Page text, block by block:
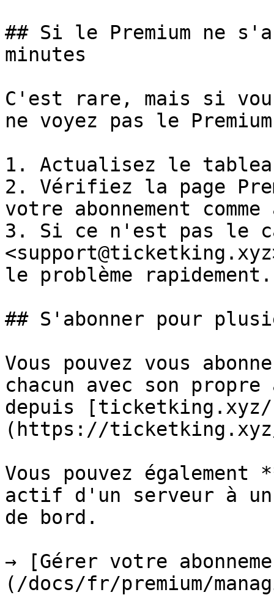
## Si le Premium ne
minutes
C'est rare, mais si
ne voyez pas le
1. Actualisez le
2. Vérifiez la page
votre abonnement
3. Si ce n'est pas le
le problème rapidement.
## S'abonner pour
Vous pouvez vous
chacun avec son propre
depuis
(https://
Vous pouvez
actif d'un serveur à
de bord.
→ [Gérer votre
(/docs/fr/premium/